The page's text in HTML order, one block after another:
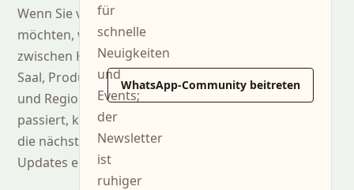
Wenn Sie verfolgen
möchten, was
zwischen Küche,
Saal, Produzenten
und Region
passiert, können Sie
die nächsten
Updates erhalten.
für
schnelle
Neuigkeiten
und
Events;
der
Newsletter
ist
ruhiger
WhatsApp-Community beitreten